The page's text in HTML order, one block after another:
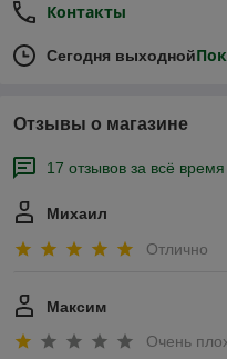
Контакты
Сегодня выходной
Отзывы о магазине
17 отзывов за всё время
Михаил
Отлично
Максим
Очень